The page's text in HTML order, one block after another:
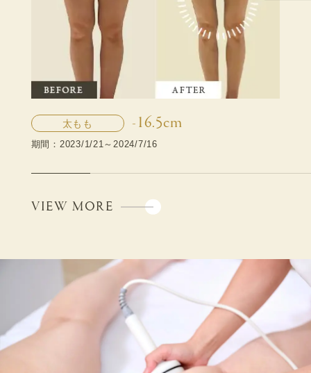
太もも -16.5cm
期間：2023/1/21～2024/7/16
VIEW MORE